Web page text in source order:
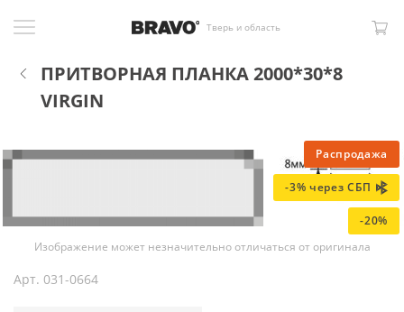
Тверь и область
ПРИТВОРНАЯ ПЛАНКА 2000*30*8
VIRGIN
Распродажа
-3% через СБП
-20%
Изображение может незначительно отличаться от оригинала
Арт. 031-0664